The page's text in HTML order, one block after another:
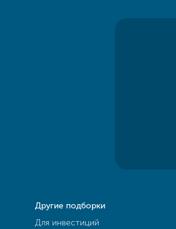
Другие подборки
Для инвестиций